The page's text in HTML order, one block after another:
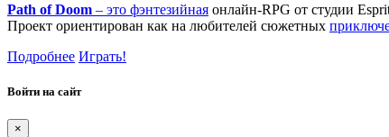
Path of Doom – это фэнтезийная онлайн-RPG от студии
Проект ориентирован как на любителей сюжетных
Подробнее Играть!
Войти на сайт
×